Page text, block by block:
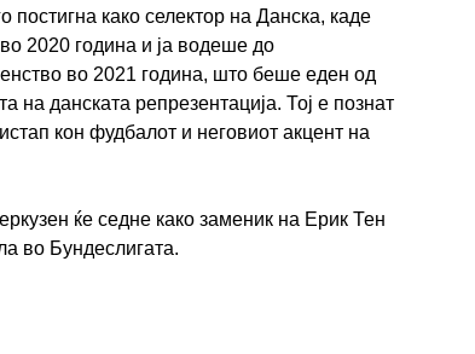
постигна како селектор на Данска, каде
2020 година и ја водеше до
во 2021 година, што беше еден од
на данската репрезентација. Тој е познат
кон фудбалот и неговиот акцент на
ќе седне како заменик на Ерик Тен
во Бундеслигата.